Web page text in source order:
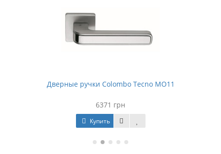
Дверные ручки Colombo Tecno МО11
6371 грн
Купить